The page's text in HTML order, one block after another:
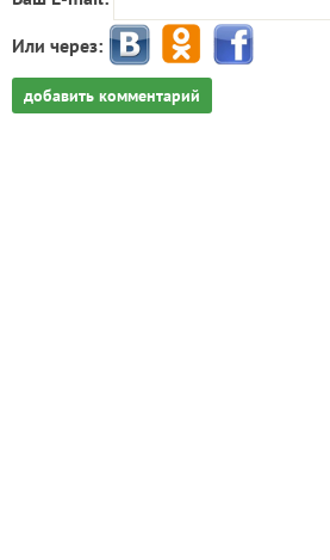
Или через:
добавить комментарий